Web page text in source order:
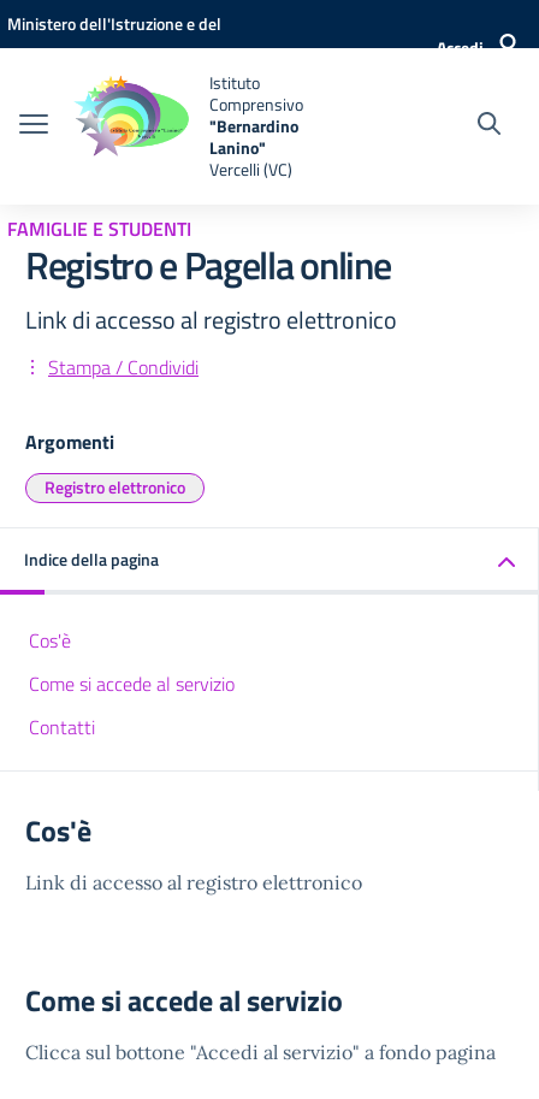
Vai ai contenuti
Vai al menu di navigazione
Vai al footer
Ministero dell'Istruzione e del
Accedi
Istituto
Comprensivo
"Bernardino
Lanino"
Vercelli (VC)
FAMIGLIE E STUDENTI
Registro e Pagella online
Link di accesso al registro elettronico
Stampa / Condividi
Argomenti
Registro elettronico
Indice della pagina
Cos'è
Come si accede al servizio
Contatti
Cos'è
Link di accesso al registro elettronico
Come si accede al servizio
Clicca sul bottone "Accedi al servizio" a fondo pagina